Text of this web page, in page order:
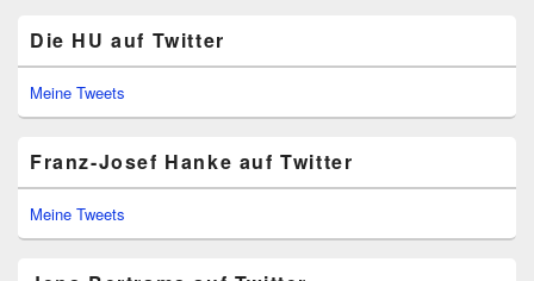
Die HU auf Twitter
Meine Tweets
Franz-Josef Hanke auf Twitter
Meine Tweets